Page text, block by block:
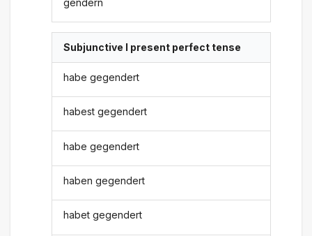
gendern
Subjunctive I present perfect tense
habe gegendert
habest gegendert
habe gegendert
haben gegendert
habet gegendert